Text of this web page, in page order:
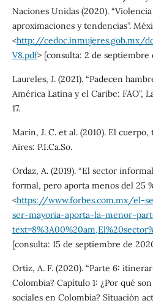
Naciones Unidas (2020).
aproximaciones y tendencias”.
<http://cedoc.inmujeres.gob.mx/
V8.pdf> [consulta: 2 de septiembre
Laureles, J. (2021). “Padecen
América Latina y el Caribe: FAO”,
17.
Marin, J. C. et al. (2010). El
Aires: P.I.Ca.So.
Ordaz, A. (2019). “El sector
formal, pero aporta menos del 25
<https://www.forbes.com.mx/el-
ser-mayoria-aporta-la-menor-
[consulta: 15 de septiembre de
Ortiz, A. F. (2020). “Parte 6:
Colombia? Capítulo 1: ¿Por qué
sociales en Colombia? Situación